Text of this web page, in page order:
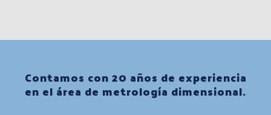
Contamos con 20 años de experiencia
en el área de metrología dimensional.